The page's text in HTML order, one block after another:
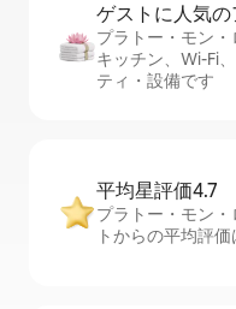
ゲストに人⁠気⁠
プラトー・モン・
キッチン、Wi-Fi
ティ・設備です
平均星評価4.7
プラトー・モン
トからの平均評